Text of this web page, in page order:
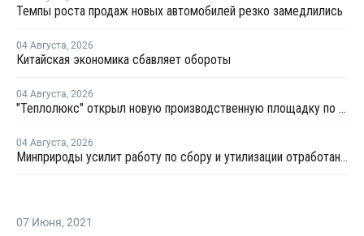
Темпы роста продаж новых автомобилей резко замедлились
04 Августа, 2026
Китайская экономика сбавляет обороты
04 Августа, 2026
"Теплолюкс" открыл новую производственную площадку по выпуску инженерных систем
04 Августа, 2026
Минприроды усилит работу по сбору и утилизации отработанных шин
07 Июня, 2021